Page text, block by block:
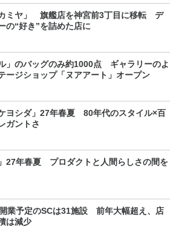
ミヤ」 旗艦店を神宮前3丁目に移転 デ
の“好き”を詰めた店に
ル」のバッグのみ約1000点 ギャラリーのよ
ージショップ「ヌアアート」オープン
ケヨシダ」27年春夏 80年代のスタイル×百
ガントさ
」27年春夏 プロダクトと人間らしさの間を
業予定のSCは31施設 前年大幅超え、店
は減少